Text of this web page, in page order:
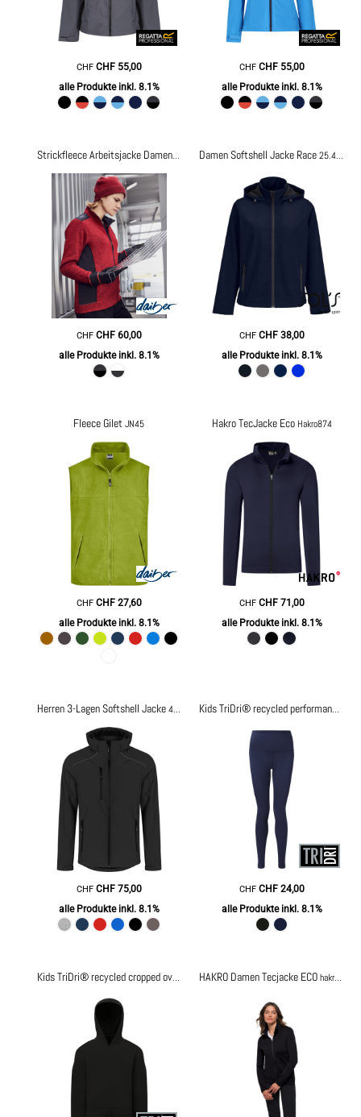
CHF CHF55,00
alle Produkte inkl. 8.1%
CHF CHF55,00
alle Produkte inkl. 8.1%
Strickfleece Arbeitsjacke DamenJN861
CHF CHF60,00
alle Produkte inkl. 8.1%
Damen Softshell Jacke Race 25.4448
CHF CHF38,00
alle Produkte inkl. 8.1%
Fleece Gilet JN45
CHF CHF27,60
alle Produkte inkl. 8.1%
Hakro TecJacke Eco Hakro874
CHF CHF71,00
alle Produkte inkl. 8.1%
Herren 3-Lagen Softshell Jacke 40.7850
CHF CHF75,00
alle Produkte inkl. 8.1%
Kids TriDri® recycled performance leggings
CHF CHF24,00
alle Produkte inkl. 8.1%
Kids TriDri® recycled cropped oversize hoodie TR85B
HAKRO Damen Tecjacke ECO hakro274